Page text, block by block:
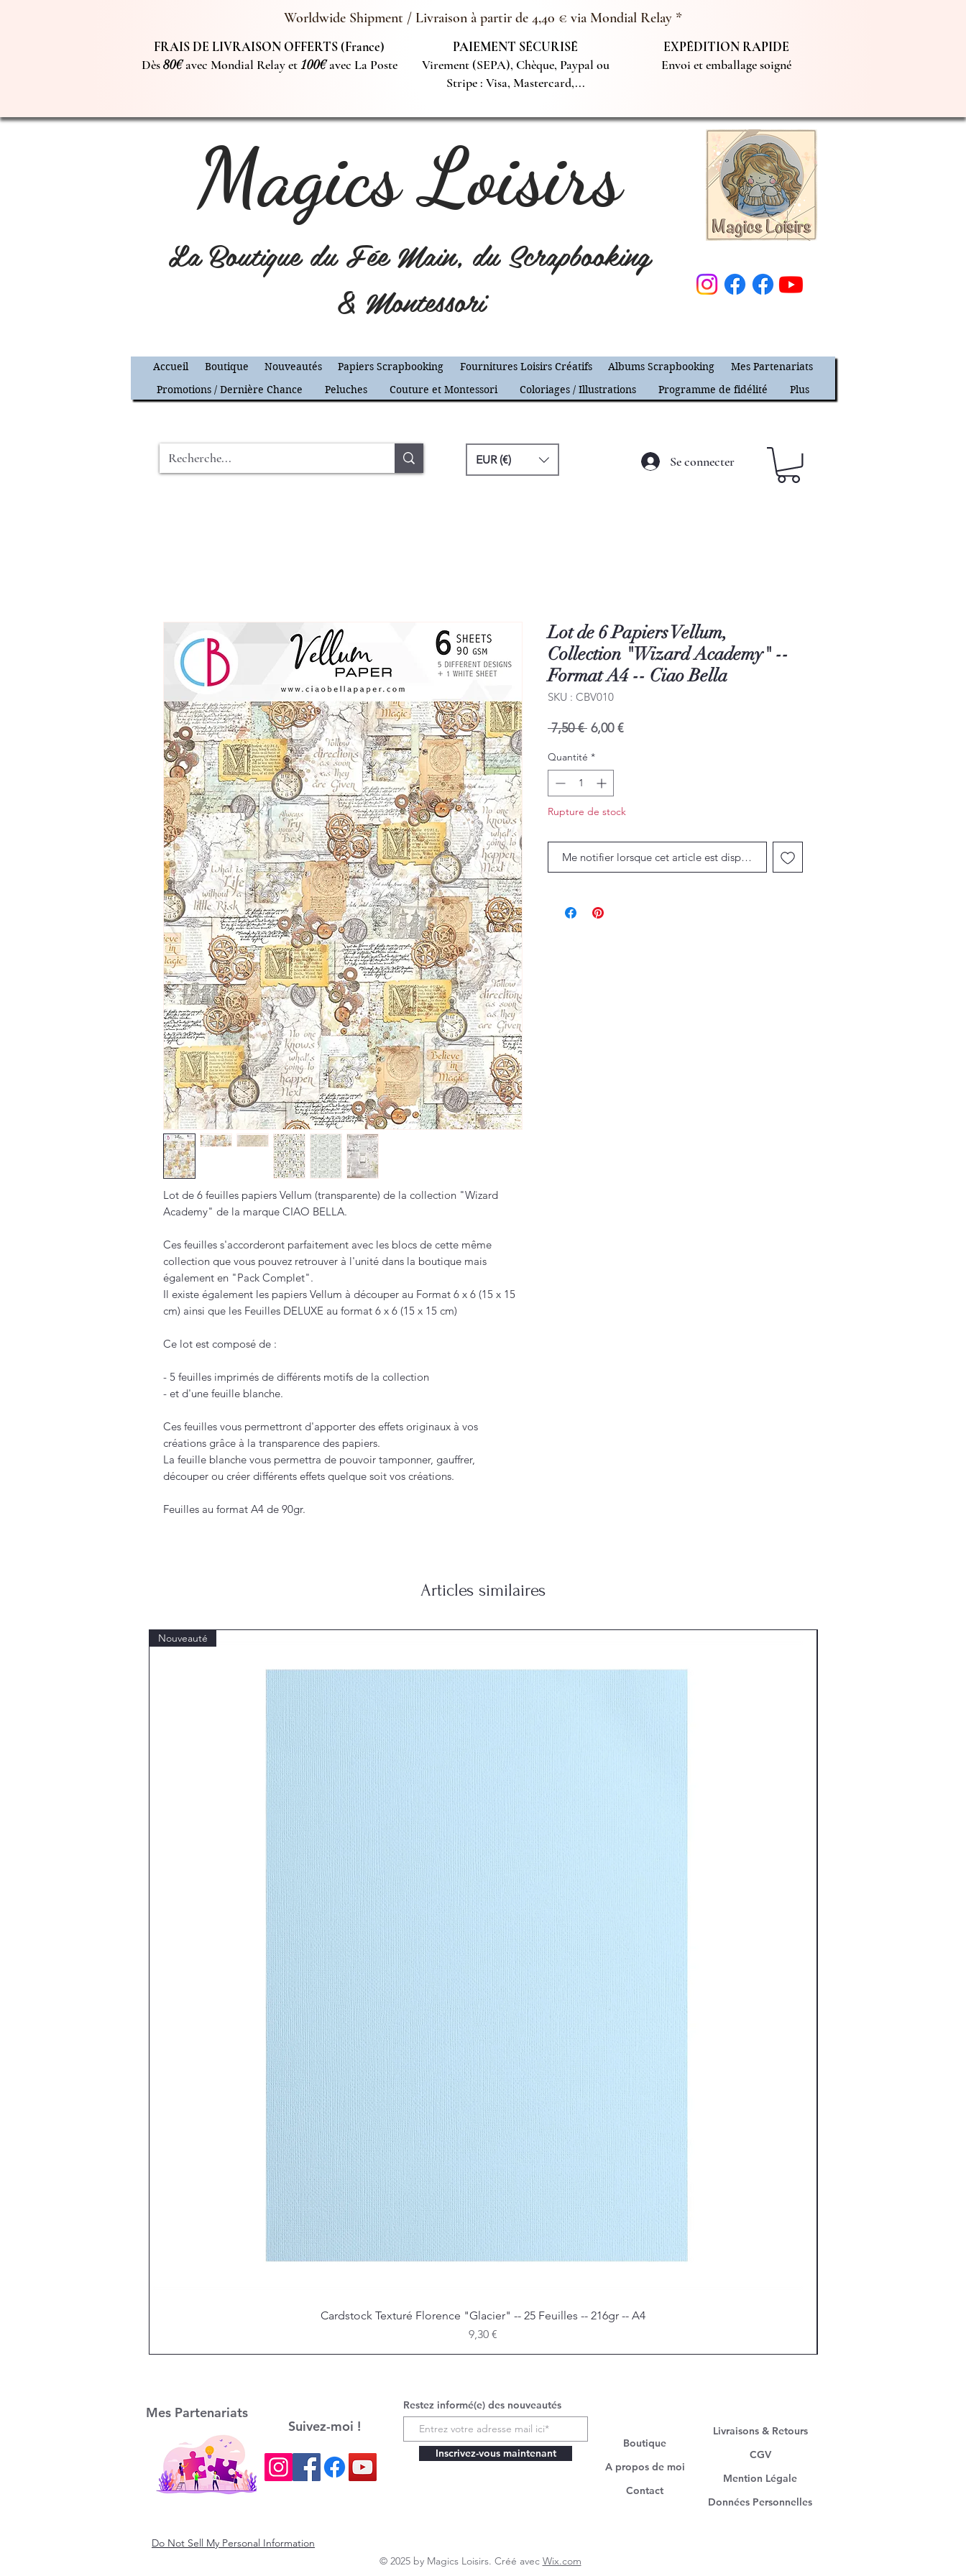
Worldwide Shipment / Livraison à partir de 4,40 € via Mondial Relay *
FRAIS DE LIVRAISON OFFERTS (France)
Dès80€avec Mondial Relay et100€avec La Poste
PAIEMENT SÉCURISÉ
Virement (SEPA), Chèque, Paypal ou
Stripe : Visa, Mastercard,...
EXPÉDITION RAPIDE
Envoi et emballage soigné
Magics Loisirs
La Boutique du Fée Main, du Scrapbooking
& Montessori
Accueil Boutique Nouveautés Papiers Scrapbooking Fournitures Loisirs Créatifs Albums Scrapbooking
Mes Partenariats
Promotions / Dernière Chance
Peluches Couture et Montessori Coloriages / Illustrations Programme de fidélité Plus
EUR (€) Se connecter
Lot de 6 feuilles papiers Vellum (transparente) de la collection "Wizard
Academy" de la marque CIAO BELLA.
Ces feuilles s'accorderont parfaitement avec les blocs de cette même
collection que vous pouvez retrouver à l'unité dans la boutique mais
également en "Pack Complet".
Il existe également les papiers Vellum à découper au Format 6 x 6 (15 x 15
cm) ainsi que les Feuilles DELUXE au format 6 x 6 (15 x 15 cm)
Ce lot est composé de :
- 5 feuilles imprimés de différents motifs de la collection
- et d'une feuille blanche.
Ces feuilles vous permettront d'apporter des effets originaux à vos
créations grâce à la transparence des papiers.
La feuille blanche vous permettra de pouvoir tamponner, gauffrer,
découper ou créer différents effets quelque soit vos créations.
Feuilles au format A4 de 90gr.
Lot de 6 Papiers Vellum,
Collection "Wizard Academy" --
Format A4 -- Ciao Bella
SKU : CBV010
7,50 € Prix
6,00 €Prix
Quantité *
Rupture de stock
Me notifier lorsque cet article est disponible
Articles similaires
Aperçu rapide
Nouveauté
Cardstock Texturé Florence "Glacier" -- 25 Feuilles -- 216gr -- A4
Prix
9,30 €
Mes Partenariats Restez informé(e) des nouveautés
Inscrivez-vous maintenant
Suivez-moi !
Boutique
A propos de moi
Contact
Livraisons & Retours
CGV
Mention Légale
Données Personnelles
Do Not Sell My Personal Information
© 2025 by Magics Loisirs. Créé avec Wix.com